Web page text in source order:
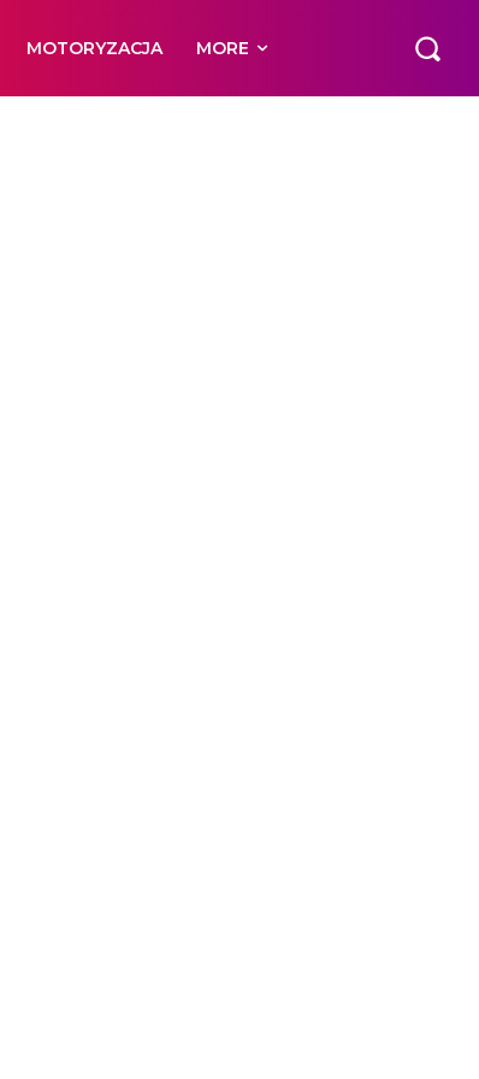
MOTORYZACJA MORE